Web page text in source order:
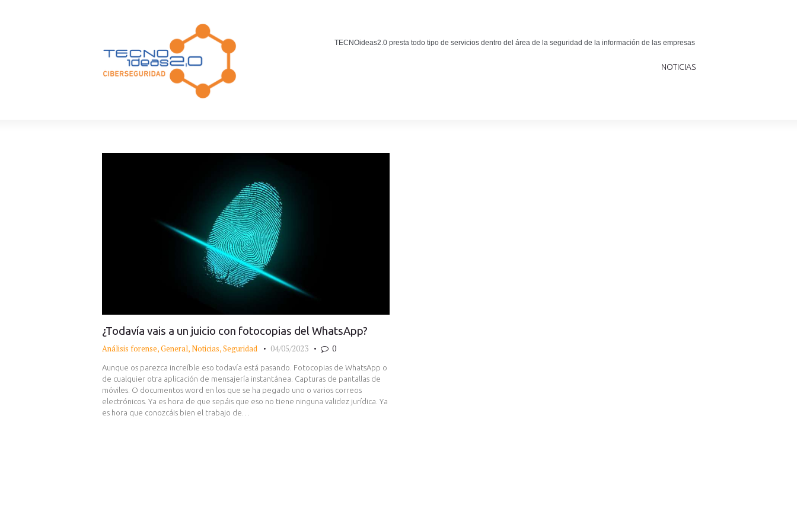
TECNOideas2.0 presta todo tipo de servicios dentro del área de la seguridad de la información de las empresas
NOTICIAS
Noticias tecnológicas.
¿Todavía vais a un juicio con fotocopias del WhatsApp?
Análisis forense,General,Noticias,Seguridad 04/05/2023 0
Aunque os parezca increíble eso todavía está pasando. Fotocopias de WhatsApp o
de cualquier otra aplicación de mensajería instantánea. Capturas de pantallas de
móviles. O documentos word en los que se ha pegado uno o varios correos
electrónicos. Ya es hora de que sepáis que eso no tiene ninguna validez jurídica. Ya
es hora que conozcáis bien el trabajo de…